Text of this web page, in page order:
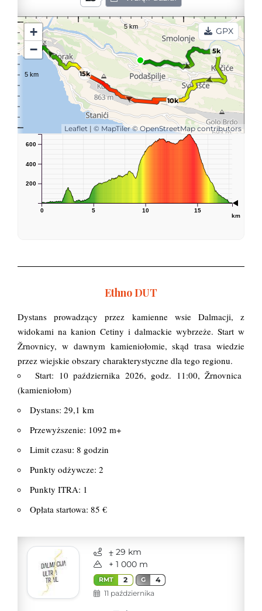
Ethno DUT
Dystans prowadzący przez kamienne wsie Dalmacji, z
widokami na kanion Cetiny i dalmackie wybrzeże. Start w
Žrnovnicy, w dawnym kamieniołomie, skąd trasa wiedzie
przez wiejskie obszary charakterystyczne dla tego regionu.
Start: 10 października 2026, godz. 11:00, Žrnovnica
(kamieniołom)
Dystans: 29,1 km
Przewyższenie: 1092 m+
Limit czasu: 8 godzin
Punkty odżywcze: 2
Punkty ITRA: 1
Opłata startowa: 85 €